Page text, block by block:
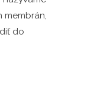
membrán,
do